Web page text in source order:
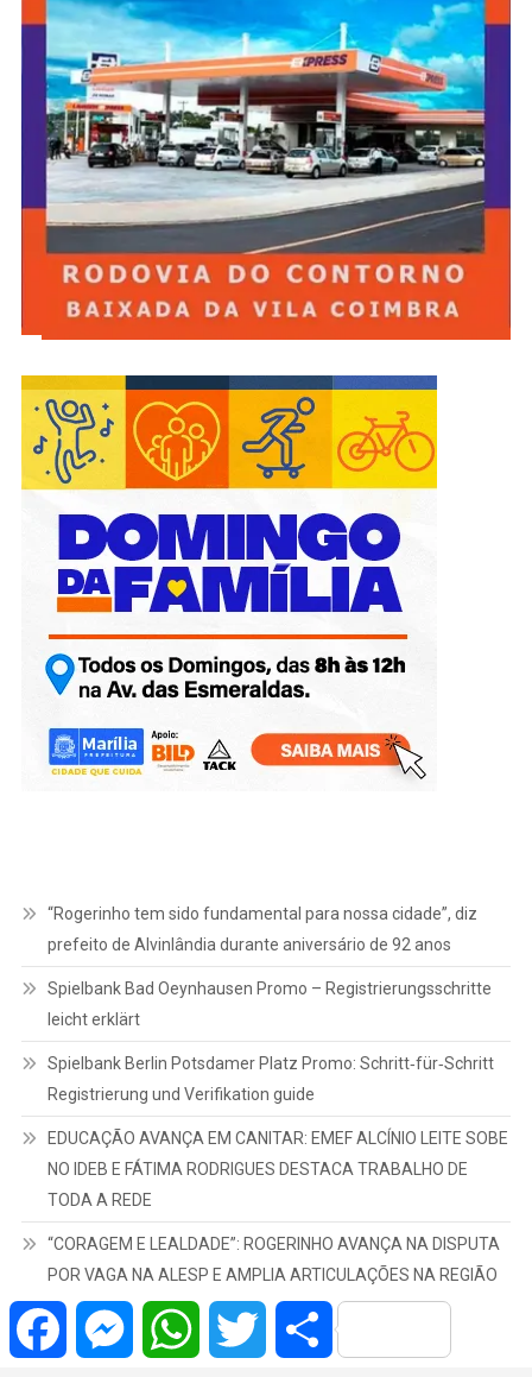
“Rogerinho tem sido fundamental para nossa cidade”, diz
prefeito de Alvinlândia durante aniversário de 92 anos
Spielbank Bad Oeynhausen Promo – Registrierungsschritte
leicht erklärt
Spielbank Berlin Potsdamer Platz Promo: Schritt‑für‑Schritt
Registrierung und Verifikation guide
EDUCAÇÃO AVANÇA EM CANITAR: EMEF ALCÍNIO LEITE SOBE
NO IDEB E FÁTIMA RODRIGUES DESTACA TRABALHO DE
TODA A REDE
“CORAGEM E LEALDADE”: ROGERINHO AVANÇA NA DISPUTA
POR VAGA NA ALESP E AMPLIA ARTICULAÇÕES NA REGIÃO
Facebook MessengerWhatsAppTwitter Share